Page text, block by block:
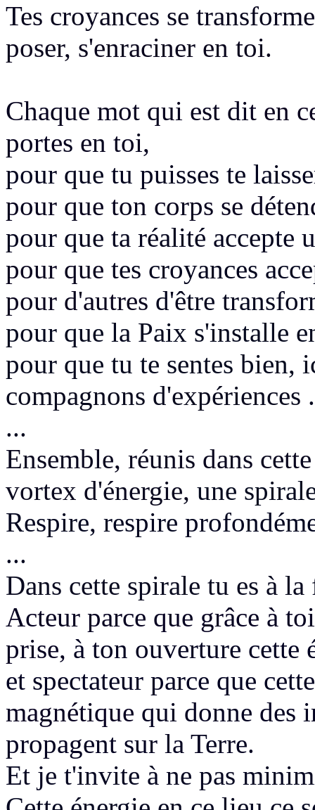
Tes croyances se
poser, s'enraciner en toi.
Chaque mot qui est dit en
portes en toi,
pour que tu puisses te
pour que ton corps se
pour que ta réalité accepte
pour que tes croyances
pour d'autres d'être
pour que la Paix s'installe
pour que tu te sentes bien,
compagnons d'expériences .
...
Ensemble, réunis dans
vortex d'énergie, une
Respire, respire
...
Dans cette spirale tu es à
Acteur parce que grâce à
prise, à ton ouverture cette
et spectateur parce que
magnétique qui donne des
propagent sur la Terre.
Et je t'invite à ne pas